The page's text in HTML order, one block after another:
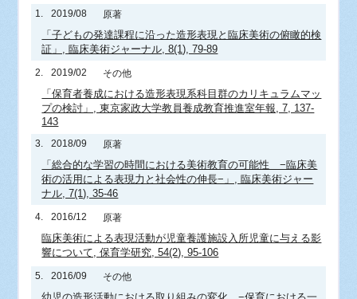
1. 2019/08 原著
「子どもの発達課程に沿った造形表現と臨床美術の俯瞰的検
証」, 臨床美術ジャーナル, 8(1), 79-89
2. 2019/02 その他
「保育者養成における造形表現系科目群のカリキュラムマッ
プの検討」, 東京家政大学教員養成教育推進室年報, 7, 137-
143
3. 2018/09 原著
「総合的な学習の時間における美術教育の可能性 −臨床美
術の活用による表現力と社会性の伸長−」, 臨床美術ジャー
ナル, 7(1), 35-46
4. 2016/12 原著
臨床美術による表現活動が児童養護施設入所児童に与える影
響について, 保育学研究, 54(2), 95-106
5. 2016/09 その他